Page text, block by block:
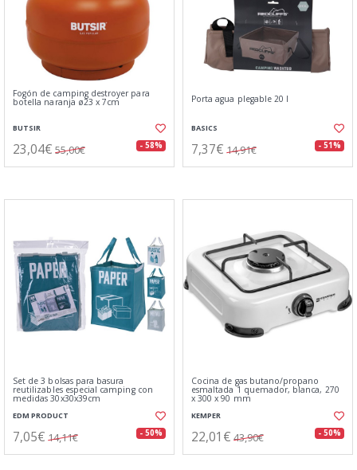
Fogón de camping destroyer para
botella naranja ø23 x 7cm
BUTSIR
23,04€ 55,00€ - 58%
Porta agua plegable 20 l
BASICS
7,37€ 14,91€ - 51%
Set de 3 bolsas para basura
reutilizables especial camping con
medidas 30x30x39cm
EDM PRODUCT
7,05€ 14,11€ - 50%
Cocina de gas butano/propano
esmaltada 1 quemador, blanca, 270
x 300 x 90 mm
KEMPER
22,01€ 43,90€ - 50%